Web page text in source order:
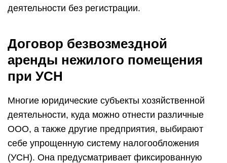
деятельности без регистрации.
Договор безвозмездной
аренды нежилого помещения
при УСН
Многие юридические субъекты хозяйственной
деятельности, куда можно отнести различные
ООО, а также другие предприятия, выбирают
себе упрощенную систему налогообложения
(УСН). Она предусматривает фиксированную